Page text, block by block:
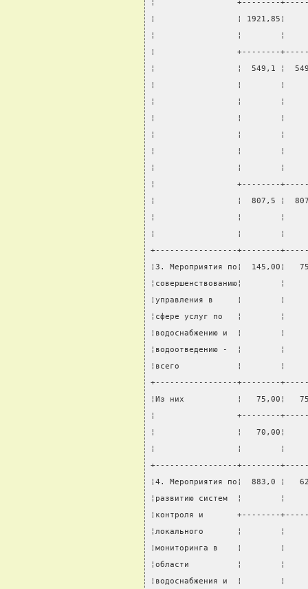
¦                 +--------
¦                 ¦ 1921,85¦     -
¦                 ¦        ¦
¦                 +--------
¦                 ¦  549,1 ¦
¦                 ¦        ¦
¦                 ¦        ¦
¦                 ¦        ¦
¦                 ¦        ¦
¦                 ¦        ¦
¦                 ¦        ¦
¦                 +--------
¦                 ¦  807,5 ¦
¦                 ¦        ¦
¦                 ¦        ¦
+-----------------+--------
¦3. Мероприятия по¦
¦совершенствованию¦
¦управления в     ¦
¦сфере услуг по   ¦
¦водоснабжению и  ¦
¦водоотведению -  ¦
¦всего            ¦        ¦
+-----------------+--------
¦Из них           ¦   75,00¦
¦                 +--------
¦                 ¦   70,00¦     -
¦                 ¦        ¦
+-----------------+--------
¦4. Мероприятия по¦  883,0
¦развитию систем  ¦
¦контроля и       +--------
¦локального       ¦
¦мониторинга в    ¦
¦области          ¦
¦водоснабжения и  ¦